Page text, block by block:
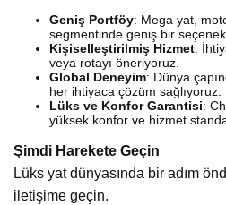
Geniş Portföy: Mega yat,
segmentinde geniş bir
Kişiselleştirilmiş Hizmet:
veya rotayı öneriyoruz.
Global Deneyim: Dünya
her ihtiyaca çözüm sağlıyoruz.
Lüks ve Konfor Garantisi:
yüksek konfor ve hizmet
Şimdi Harekete Geçin
Lüks yat dünyasında bir adım
iletişime geçin.